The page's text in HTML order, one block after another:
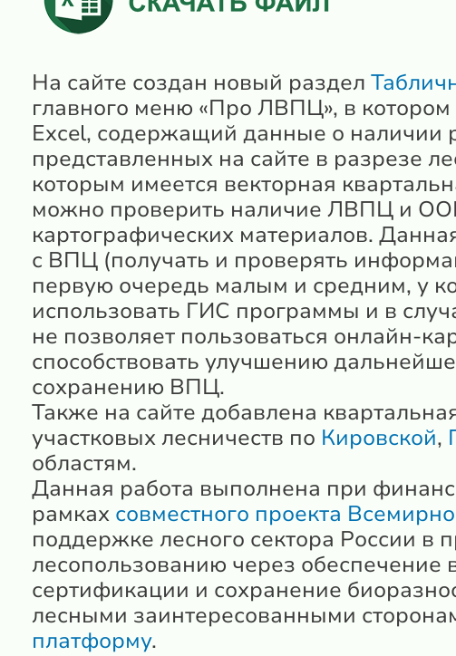
На сайте создан новый раздел
главного меню «Про ЛВПЦ», в
Excel, содержащий данные о
представленных на сайте в разрезе
которым имеется векторная
можно проверить наличие ЛВПЦ и
картографических материалов.
с ВПЦ (получать и проверять
первую очередь малым и средним, у
использовать ГИС программы и в
не позволяет пользоваться онлайн-
способствовать улучшению
сохранению ВПЦ.
Также на сайте добавлена
участковых лесничеств по Кировской,
областям.
Данная работа выполнена при
рамках совместного проекта
поддержке лесного сектора России в
лесопользованию через обеспечение
сертификации и сохранение
лесными заинтересованными
платформу.